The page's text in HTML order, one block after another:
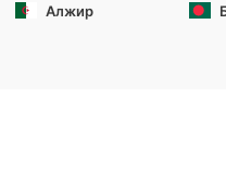
Алжир